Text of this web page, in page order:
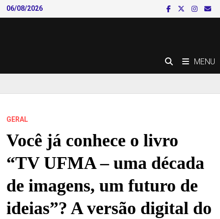
Skip
to
06/08/2026
MENU
GERAL
Você já conhece o livro
“TV UFMA – uma década
de imagens, um futuro de
ideias”? A versão digital do